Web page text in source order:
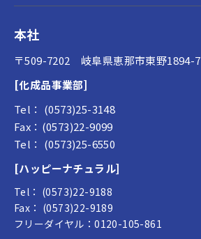
本社
〒509-7202 岐阜県恵那市東野1894-7
[化成品事業部]
Tel： (0573)25-3148
Fax：(0573)22-9099
Tel： (0573)25-6550
[ハッピーナチュラル]
Tel： (0573)22-9188
Fax： (0573)22-9189
フリーダイヤル：0120-105-861